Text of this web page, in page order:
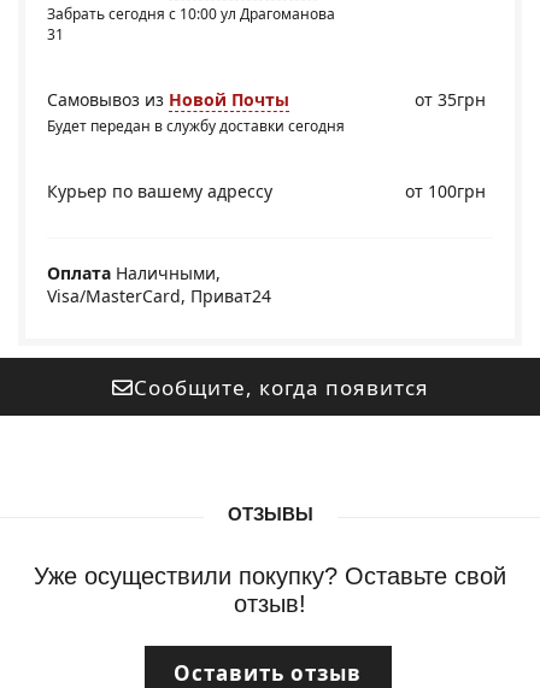
Забрать сегодня с 10:00 ул Драгоманова
31
Самовывоз из Новой Почты
Будет передан в службу доставки сегодня
от 35грн
Курьер по вашему адрессу от 100грн
Оплата Наличными,
Visa/MasterCard, Приват24
Сообщите, когда появится
ОТЗЫВЫ
Уже осуществили покупку? Оставьте свой
отзыв!
Оставить отзыв